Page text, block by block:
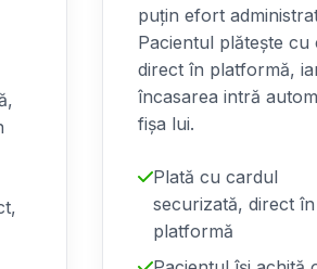
puțin efort
Pacientul plătește cu
direct în platformă,
încasarea intră
fișa lui.
Plată cu cardul
securizată, direct în
platformă